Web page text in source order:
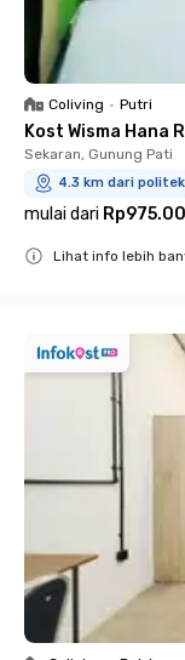
Coliving • Putri
Kost Wisma Hana
Sekaran, Gunung Pati
4.3 km dari
mulai dari
Lihat info lebih